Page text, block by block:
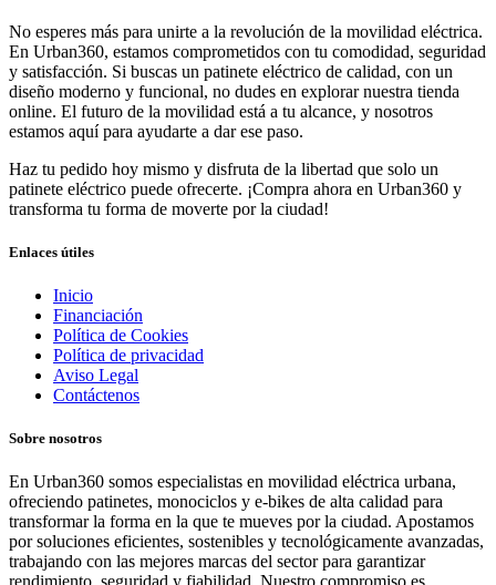
No esperes más para unirte a la revolución de la movilidad eléctrica.
En Urban360, estamos comprometidos con tu comodidad, seguridad
y satisfacción. Si buscas un patinete eléctrico de calidad, con un
diseño moderno y funcional, no dudes en explorar nuestra tienda
online. El futuro de la movilidad está a tu alcance, y nosotros
estamos aquí para ayudarte a dar ese paso.
Haz tu pedido hoy mismo y disfruta de la libertad que solo un
patinete eléctrico puede ofrecerte. ¡Compra ahora en Urban360 y
transforma tu forma de moverte por la ciudad!
Enlaces útiles
Inicio
Financiación
Política de Cookies
Política de privacidad
Aviso Legal
Contáctenos
Sobre nosotros
En Urban360 somos especialistas en movilidad eléctrica urbana,
ofreciendo patinetes, monociclos y e-bikes de alta calidad para
transformar la forma en la que te mueves por la ciudad. Apostamos
por soluciones eficientes, sostenibles y tecnológicamente avanzadas,
trabajando con las mejores marcas del sector para garantizar